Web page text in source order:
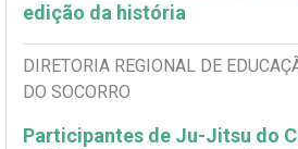
edição da história
DIRETORIA REGIONAL DE
DO SOCORRO
Participantes de Ju-Jitsu do